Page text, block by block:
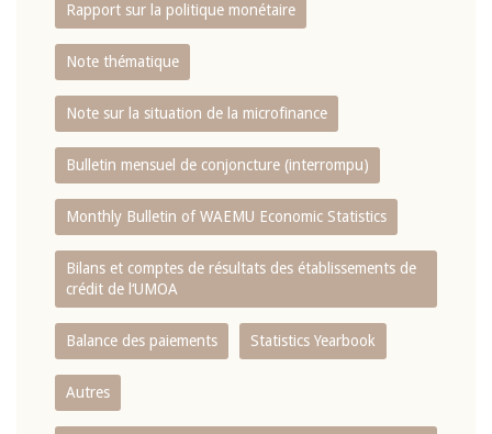
Rapport sur la politique monétaire
Note thématique
Note sur la situation de la microfinance
Bulletin mensuel de conjoncture (interrompu)
Monthly Bulletin of WAEMU Economic Statistics
Bilans et comptes de résultats des établissements de
crédit de l‘UMOA
Balance des paiements Statistics Yearbook
Autres